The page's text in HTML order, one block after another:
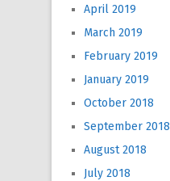
April 2019
March 2019
February 2019
January 2019
October 2018
September 2018
August 2018
July 2018